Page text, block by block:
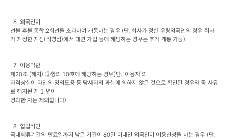
  6.
외국인이
선불 후불 통합 2회선을 초과하여 개통하는 경우 (단, 회사가 정한 우량외국인의 경우 회사
가 지정한 지점(직영점)에서 대면 가입 등에 해당하는 경우는 추가 개통 가능)
  7.
이용약관
제 20조 (해지 ) ②항의 10호에 해당하는 경우(단, ‘이용자’의
자격상실이 타인의 명의도용 등 당사자의 과실에 의하지 않은 것으로 확인된 경우와 동 사유
로 해지된 지 1 년이
경과한 자는 제외합니다)
  8.
합법적인
국내체류기간의 만료일까지 남은 기간이 60일 이내인 외국인이 이용신청을 하는 경우 (단